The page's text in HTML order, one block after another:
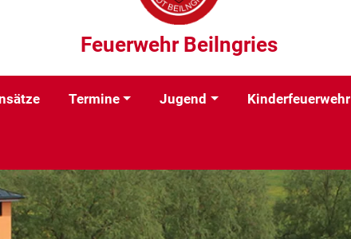
Feuerwehr Beilngries
Termine Jugend Kinderfeuerwehr